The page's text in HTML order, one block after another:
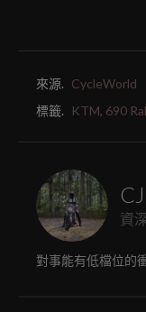
來源. CycleWorld
標籤.
KTM, 690
CJ
資
對事能有低檔位的